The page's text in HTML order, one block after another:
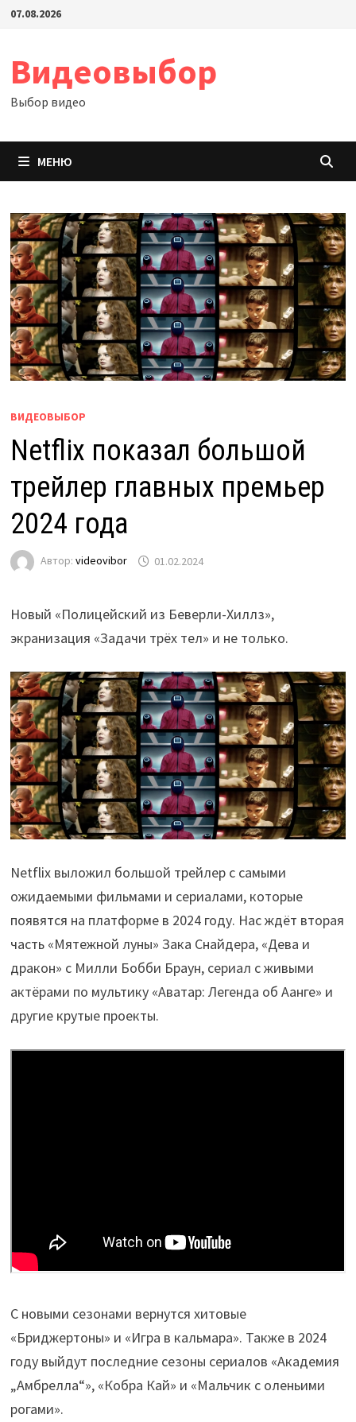
Перейти
07.08.2026
Видеовыбор
Выбор видео
МЕНЮ
ВИДЕОВЫБОР
Netflix показал большой
трейлер главных премьер
2024 года
Автор: videovibor 01.02.2024
Новый «Полицейский из Беверли-Хиллз»,
экранизация «Задачи трёх тел» и не только.
Netflix выложил большой трейлер с самыми
ожидаемыми фильмами и сериалами, которые
появятся на платформе в 2024 году. Нас ждёт вторая
часть «Мятежной луны» Зака Снайдера, «Дева и
дракон» с Милли Бобби Браун, сериал с живыми
актёрами по мультику «Аватар: Легенда об Аанге» и
другие крутые проекты.
С новыми сезонами вернутся хитовые
«Бриджертоны» и «Игра в кальмара». Также в 2024
году выйдут последние сезоны сериалов «Академия
„Амбрелла“», «Кобра Кай» и «Мальчик с оленьими
рогами».